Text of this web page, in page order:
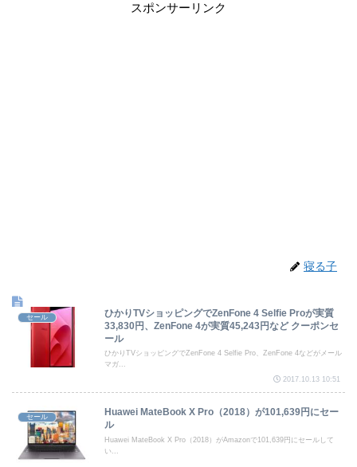
スポンサーリンク
寝る子
セール
ひかりTVショッピングでZenFone 4 Selfie Proが実質
33,830円、ZenFone 4が実質45,243円など クーポンセ
ール
ひかりTVショッピングでZenFone 4 Selfie Pro、ZenFone 4などがメール
マガ...
2017.10.13 10:51
セール
Huawei MateBook X Pro（2018）が101,639円にセー
ル
Huawei MateBook X Pro（2018）がAmazonで101,639円にセールして
い...